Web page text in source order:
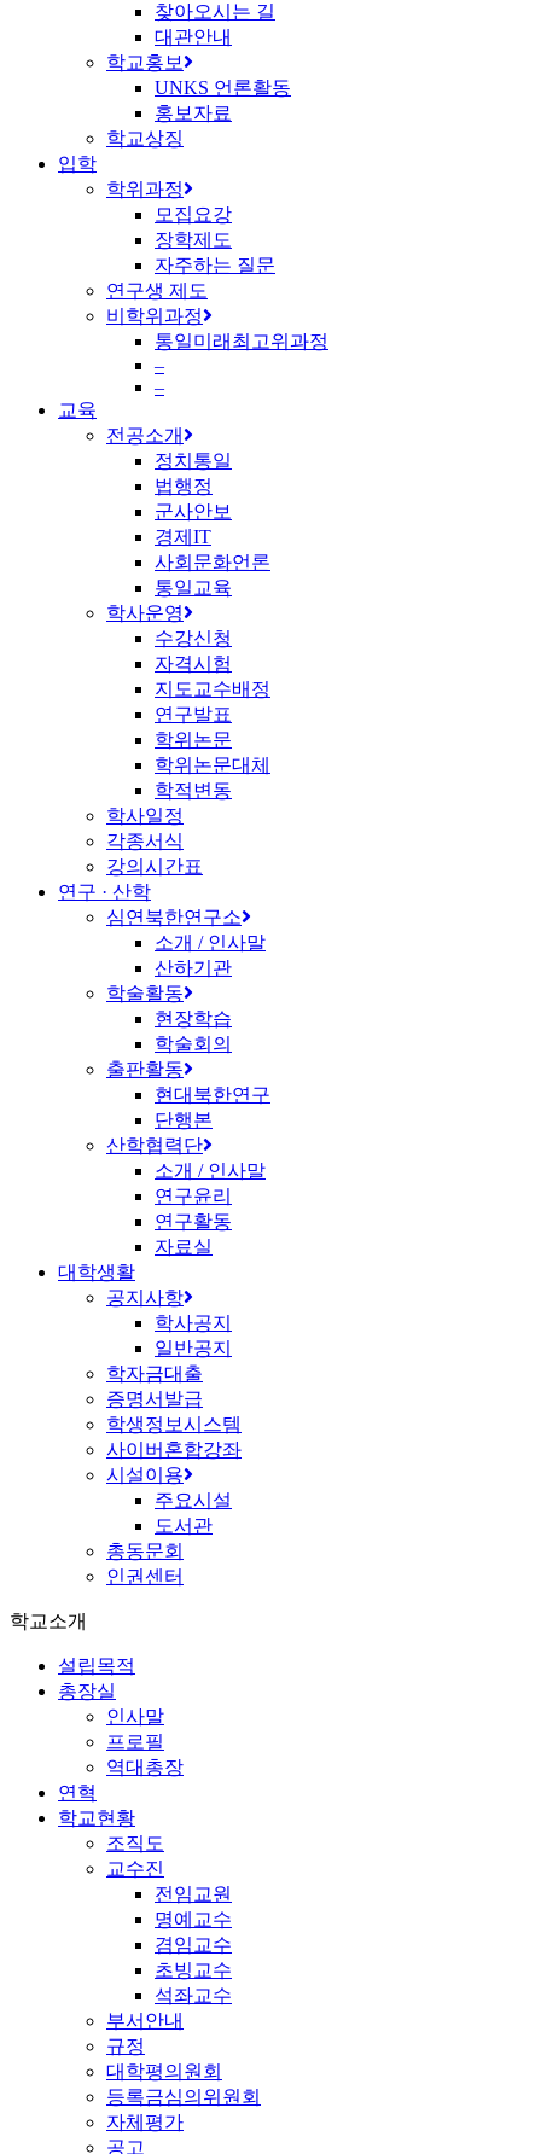
찾아오시는 길
대관안내
학교홍보
UNKS 언론활동
홍보자료
학교상징
입학
학위과정
모집요강
장학제도
자주하는 질문
연구생 제도
비학위과정
통일미래최고위과정
–
–
교육
전공소개
정치통일
법행정
군사안보
경제IT
사회문화언론
통일교육
학사운영
수강신청
자격시험
지도교수배정
연구발표
학위논문
학위논문대체
학적변동
학사일정
각종서식
강의시간표
연구 · 산학
심연북한연구소
소개 / 인사말
산하기관
학술활동
현장학습
학술회의
출판활동
현대북한연구
단행본
산학협력단
소개 / 인사말
연구윤리
연구활동
자료실
대학생활
공지사항
학사공지
일반공지
학자금대출
증명서발급
학생정보시스템
사이버혼합강좌
시설이용
주요시설
도서관
총동문회
인권센터
학교소개
설립목적
총장실
인사말
프로필
역대총장
연혁
학교현황
조직도
교수진
전임교원
명예교수
겸임교수
초빙교수
석좌교수
부서안내
규정
대학평의원회
등록금심의위원회
자체평가
공고